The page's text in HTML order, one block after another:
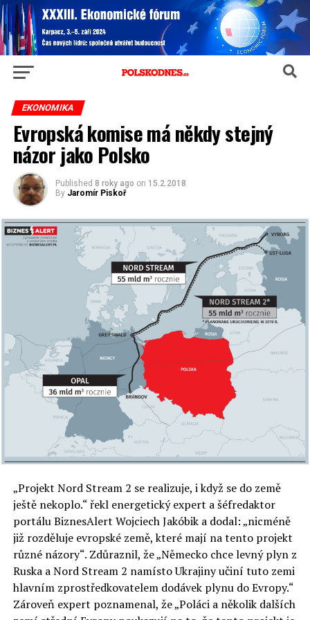
EKONOMIKA
Evropská komise má někdy stejný
názor jako Polsko
Published 8 roky ago on 15.2.2018
By Jaromír Piskoř
„Projekt Nord Stream 2 se realizuje, i když se do země
ještě nekoplo.“ řekl energetický expert a šéfredaktor
portálu BiznesAlert Wojciech Jakóbik a dodal: „nicméně
již rozděluje evropské země, které mají na tento projekt
různé názory“. Zdůraznil, že „Německo chce levný plyn z
Ruska a Nord Stream 2 namísto Ukrajiny učiní tuto zemi
hlavním zprostředkovatelem dodávek plynu do Evropy.“
Zároveň expert poznamenal, že „Poláci a několik dalších